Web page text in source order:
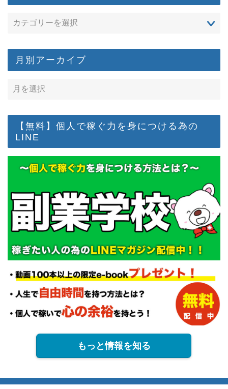
月別アーカイブ
【無料】個人で稼ぐ力を身につける為の
LINE
もっと情報を知る